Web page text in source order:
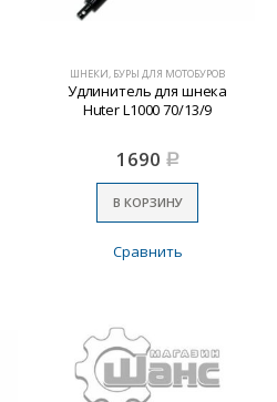
ШНЕКИ, БУРЫ ДЛЯ МОТОБУРОВ
Удлинитель для шнека
Huter L1000 70/13/9
1690 Р
В КОРЗИНУ
Сравнить